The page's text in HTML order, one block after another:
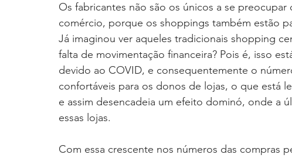
Os fabricantes não são os únicos a se
comércio, porque os shoppings também estão
Já imaginou ver aqueles tradicionais shopping
falta de movimentação financeira? Pois é, isso
devido ao COVID, e consequentemente o
confortáveis para os donos de lojas, o que está
e assim desencadeia um efeito dominó, onde a
essas lojas.
Com essa crescente nos números das compras